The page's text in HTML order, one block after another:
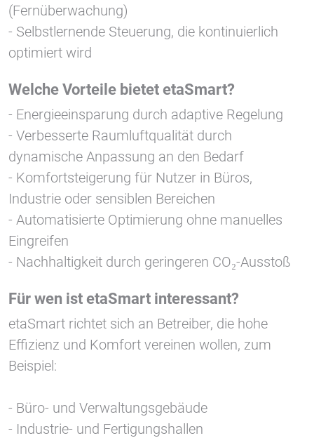
(Fernüberwachung)
- Selbstlernende Steuerung, die kontinuierlich
optimiert wird
Welche Vorteile bietet etaSmart?
- Energieeinsparung durch adaptive Regelung
- Verbesserte Raumluftqualität durch
dynamische Anpassung an den Bedarf
- Komfortsteigerung für Nutzer in Büros,
Industrie oder sensiblen Bereichen
- Automatisierte Optimierung ohne manuelles
Eingreifen
- Nachhaltigkeit durch geringeren CO₂-Ausstoß
Für wen ist etaSmart interessant?
etaSmart richtet sich an Betreiber, die hohe
Effizienz und Komfort vereinen wollen, zum
Beispiel:
- Büro- und Verwaltungsgebäude
- Industrie- und Fertigungshallen
Google Tag Manager und Google
Analytics
EXTERNE MEDIEN
Plattformen anzeigen zu können, werden von
diesen externen Medien Cookies gesetzt.
YouTube
Vimeo